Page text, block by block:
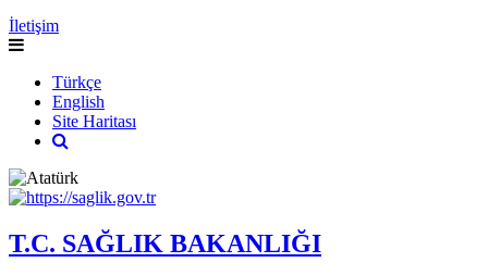
İletişim
Türkçe
English
Site Haritası
T.C. SAĞLIK BAKANLIĞI